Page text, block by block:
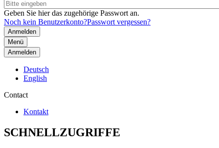
Geben Sie hier das zugehörige Passwort an.
Noch kein Benutzerkonto?Passwort vergessen?
Menü
Anmelden
Deutsch
English
Contact
Kontakt
SCHNELLZUGRIFFE